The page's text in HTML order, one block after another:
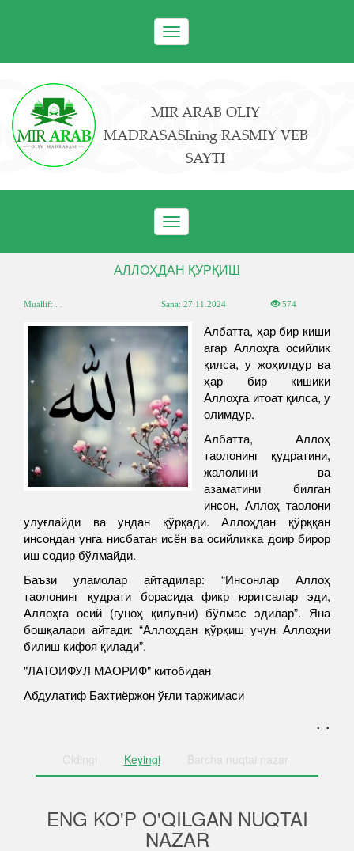
Toggle
navigation
MIR ARAB OLIY
MADRASASIning RASMIY VEB
SAYTI
Toggle
navigation
АЛЛОҲДАН ҚӮРҚИШ
Muallif: . . Sana:27.11.2024 574
Албатта, ҳар бир киши
агар Аллоҳга осийлик
қилса, у жоҳилдур ва
ҳар бир кишики
Аллоҳга итоат қилса, у
олимдур.
Албатта, Аллоҳ
таолонинг қудратини,
жалолини ва
азаматини билган
инсон, Аллоҳ таолони
улуғлайди ва ундан қўрқади. Аллоҳдан қўрққан
инсондан унга нисбатан исён ва осийликка доир бирор
иш содир бўлмайди.
Баъзи уламолар айтадилар: “Инсонлар Аллоҳ
таолонинг қудрати борасида фикр юритсалар эди,
Аллоҳга осий (гуноҳ қилувчи) бўлмас эдилар”. Яна
бошқалари айтади: “Аллоҳдан қўрқиш учун Аллоҳни
билиш кифоя қилади”.
"ЛАТОИФУЛ МАОРИФ" китобидан
Абдулатиф Бахтиёржон ўғли таржимаси
. .
Oldingi Keyingi Barcha nuqtai nazar
ENG KO'P O'QILGAN NUQTAI
NAZAR